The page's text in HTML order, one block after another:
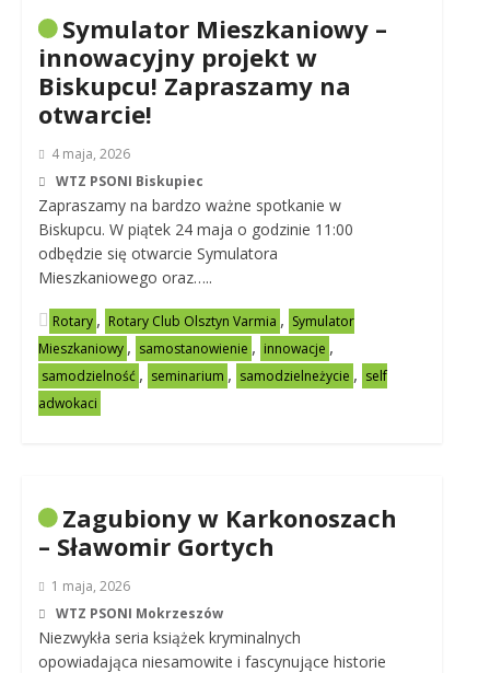
Symulator Mieszkaniowy –
innowacyjny projekt w
Biskupcu! Zapraszamy na
otwarcie!
4 maja, 2026
WTZ PSONI Biskupiec
Zapraszamy na bardzo ważne spotkanie w
Biskupcu. W piątek 24 maja o godzinie 11:00
odbędzie się otwarcie Symulatora
Mieszkaniowego oraz…..
Rotary , Rotary Club Olsztyn Varmia , Symulator
Mieszkaniowy , samostanowienie , innowacje ,
samodzielność , seminarium , samodzielneżycie , self
adwokaci
Zagubiony w Karkonoszach
– Sławomir Gortych
1 maja, 2026
WTZ PSONI Mokrzeszów
Niezwykła seria książek kryminalnych
opowiadająca niesamowite i fascynujące historie